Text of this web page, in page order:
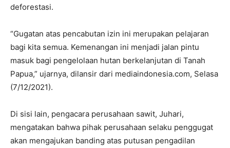
deforestasi.
“Gugatan atas pencabutan izin ini merupakan pelajaran
bagi kita semua. Kemenangan ini menjadi jalan pintu
masuk bagi pengelolaan hutan berkelanjutan di Tanah
Papua,” ujarnya, dilansir dari mediaindonesia.com, Selasa
(7/12/2021).
Di sisi lain, pengacara perusahaan sawit, Juhari,
mengatakan bahwa pihak perusahaan selaku penggugat
akan mengajukan banding atas putusan pengadilan